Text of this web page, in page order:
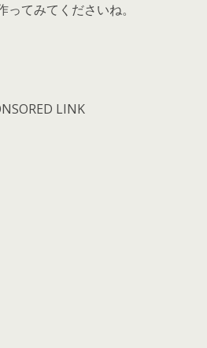
てみてくださいね。
LINK